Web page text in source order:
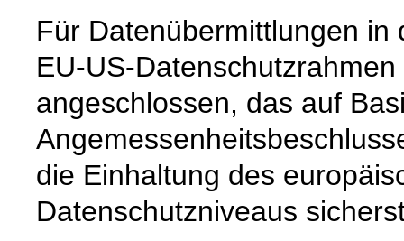
Für Datenübermittlungen in
EU-US-
angeschlossen, das auf
die Einhaltung des
Datenschutzniveaus